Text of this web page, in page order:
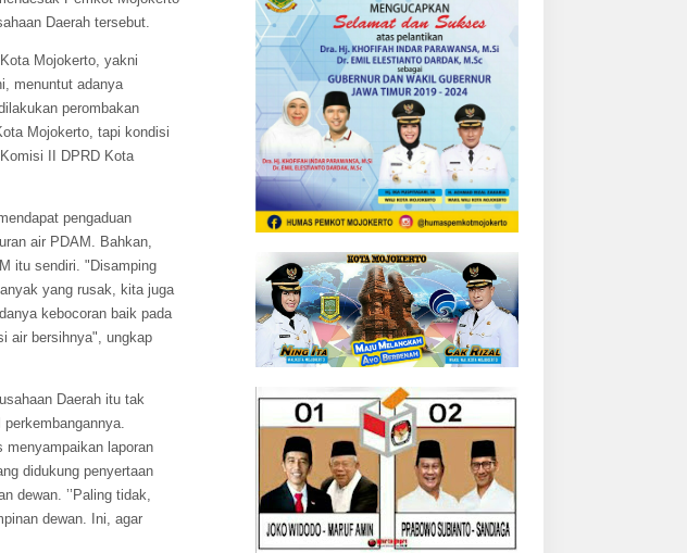
Daerah tersebut.
Mojokerto, yakni
menuntut adanya
perombakan
Mojokerto, tapi kondisi
II DPRD Kota
pengaduan
air PDAM. Bahkan,
itu sendiri. "Disamping
yang rusak, kita juga
kebocoran baik pada
air bersihnya", ungkap
Daerah itu tak
menyampaikan laporan
didukung penyertaan
dewan. ’’Paling tidak,
dewan. Ini, agar